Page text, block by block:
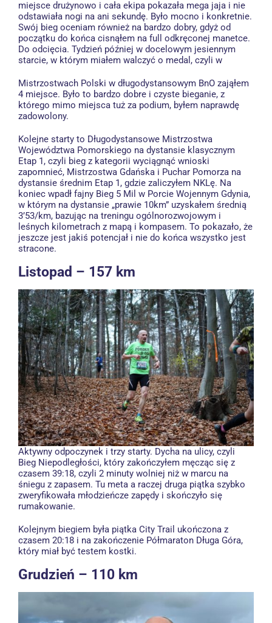
miejsce drużynowo i cała ekipa pokazała mega jaja i nie
odstawiała nogi na ani sekundę. Było mocno i konkretnie.
Swój bieg oceniam również na bardzo dobry, gdyż od
początku do końca cisnąłem na full odkręconej manetce.
Do odcięcia. Tydzień później w docelowym jesiennym
starcie, w którym miałem walczyć o medal, czyli w
Mistrzostwach Polski w długodystansowym BnO zająłem
4 miejsce. Było to bardzo dobre i czyste bieganie, z
którego mimo miejsca tuż za podium, byłem naprawdę
zadowolony.
Kolejne starty to Długodystansowe Mistrzostwa
Województwa Pomorskiego na dystansie klasycznym
Etap 1, czyli bieg z kategorii wyciągnąć wnioski
zapomnieć, Mistrzostwa Gdańska i Puchar Pomorza na
dystansie średnim Etap 1, gdzie zaliczyłem NKLę. Na
koniec wpadł fajny Bieg 5 Mil w Porcie Wojennym Gdynia,
w którym na dystansie „prawie 10km” uzyskałem średnią
3’53/km, bazując na treningu ogólnorozwojowym i
leśnych kilometrach z mapą i kompasem. To pokazało, że
jeszcze jest jakiś potencjał i nie do końca wszystko jest
stracone.
Listopad – 157 km
Aktywny odpoczynek i trzy starty. Dycha na ulicy, czyli
Bieg Niepodległości, który zakończyłem męcząc się z
czasem 39:18, czyli 2 minuty wolniej niż w marcu na
śniegu z zapasem. Tu meta a raczej druga piątka szybko
zweryfikowała młodzieńcze zapędy i skończyło się
rumakowanie.
Kolejnym biegiem była piątka City Trail ukończona z
czasem 20:18 i na zakończenie Półmaraton Długa Góra,
który miał być testem kostki.
Grudzień – 110 km